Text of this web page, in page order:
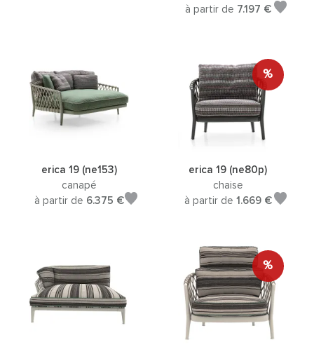
à partir de 7.197 €
erica 19 (ne153)
canapé
à partir de 6.375 €
%
erica 19 (ne80p)
chaise
à partir de 1.669 €
%